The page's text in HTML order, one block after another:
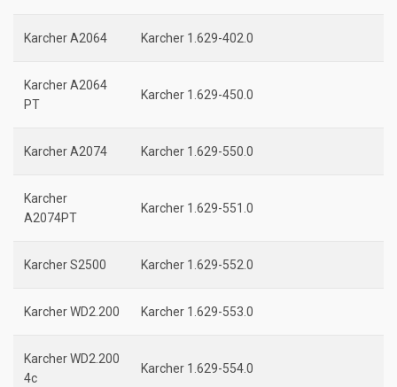
Karcher A2064 Karcher 1.629-402.0
Karcher A2064
PT
Karcher 1.629-450.0
Karcher A2074 Karcher 1.629-550.0
Karcher
A2074PT
Karcher 1.629-551.0
Karcher S2500 Karcher 1.629-552.0
Karcher WD2.200 Karcher 1.629-553.0
Karcher WD2.200
4c
Karcher 1.629-554.0